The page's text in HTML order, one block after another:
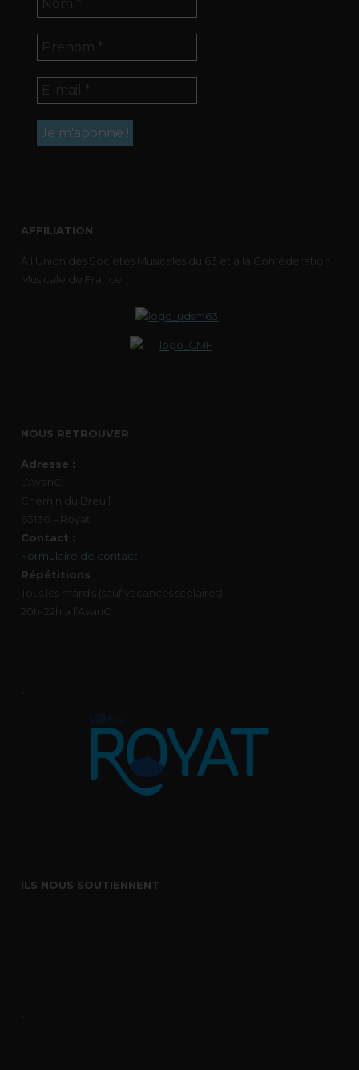
AFFILIATION
À l’Union des Sociétés Musicales du 63 et à la Confédération
Musicale de France
NOUS RETROUVER
Adresse :
L’AvanC
Chemin du Breuil
63130 – Royat
Contact :
Formulaire de contact
Répétitions
Tous les mardis (sauf vacances scolaires)
20h-22h à l’AvanC
.
ILS NOUS SOUTIENNENT
.